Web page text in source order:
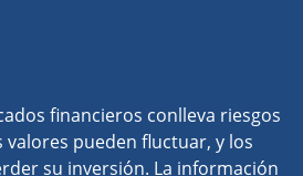
financieros conlleva riesgos
valores pueden fluctuar, y los
su inversión. La información